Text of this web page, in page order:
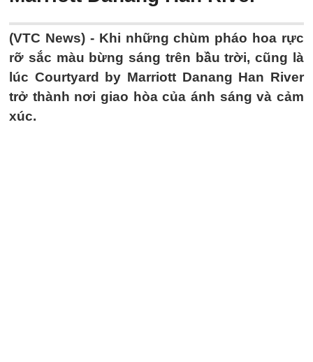
(VTC News) - Khi những chùm pháo hoa rực
rỡ sắc màu bừng sáng trên bầu trời, cũng là
lúc Courtyard by Marriott Danang Han River
trở thành nơi giao hòa của ánh sáng và cảm
xúc.